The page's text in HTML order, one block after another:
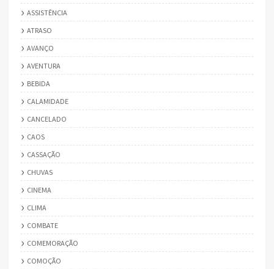
ASSISTÊNCIA
ATRASO
AVANÇO
AVENTURA
BEBIDA
CALAMIDADE
CANCELADO
CAOS
CASSAÇÃO
CHUVAS
CINEMA
CLIMA
COMBATE
COMEMORAÇÃO
COMOÇÃO